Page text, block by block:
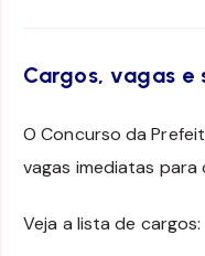
Cargos, vagas e
O Concurso da
vagas imediatas para
Veja a lista de cargos: